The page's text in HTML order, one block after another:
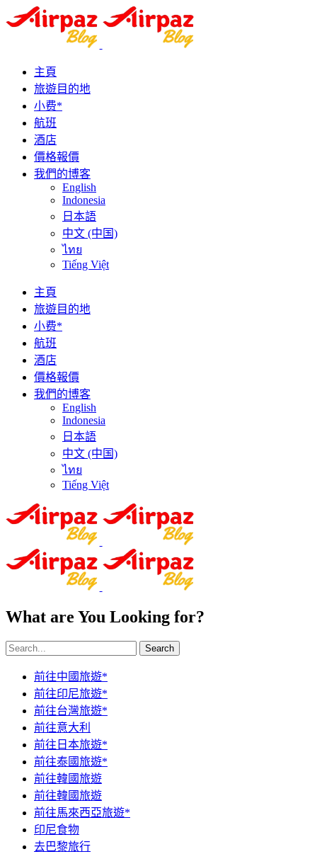
主頁
旅遊目的地
小费*
航班
酒店
價格報價
我們的博客
English
Indonesia
日本語
中文 (中国)
ไทย
Tiếng Việt
主頁
旅遊目的地
小费*
航班
酒店
價格報價
我們的博客
English
Indonesia
日本語
中文 (中国)
ไทย
Tiếng Việt
What are You Looking for?
Search
前往中國旅遊*
前往印尼旅遊*
前往台灣旅遊*
前往意大利
前往日本旅遊*
前往泰國旅遊*
前往韓國旅遊
前往韓國旅遊
前往馬來西亞旅遊*
印尼食物
去巴黎旅行